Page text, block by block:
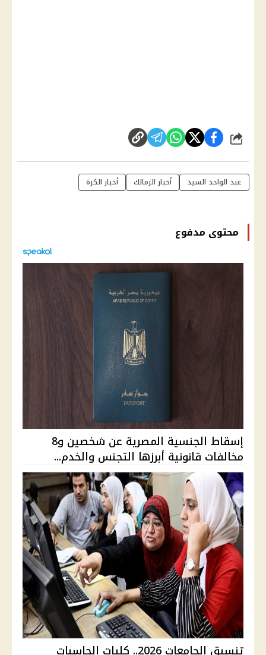
شارك
عبد الواحد السيد أخبار الزمالك أخبار الكرة
محتوى مدفوع
إسقاط الجنسية المصرية عن شخصين و8
مخالفات قانونية أبرزها التجنس والخدم...
تنسيق الجامعات 2026.. كليات الحاسبات